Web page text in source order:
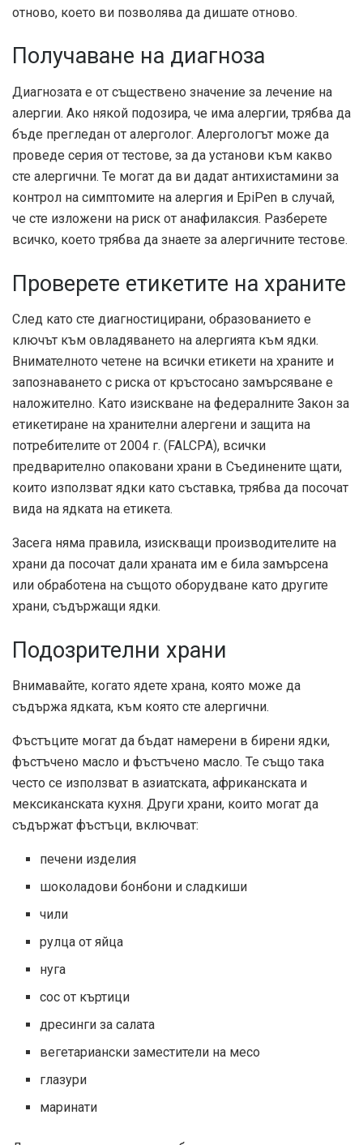
отново, което ви позволява да дишате отново.
Получаване на диагноза
Диагнозата е от съществено значение за лечение на
алергии. Ако някой подозира, че има алергии, трябва да
бъде прегледан от алерголог. Алергологът може да
проведе серия от тестове, за да установи към какво
сте алергични. Те могат да ви дадат антихистамини за
контрол на симптомите на алергия и EpiPen в случай,
че сте изложени на риск от анафилаксия. Разберете
всичко, което трябва да знаете за алергичните тестове.
Проверете етикетите на храните
След като сте диагностицирани, образованието е
ключът към овладяването на алергията към ядки.
Внимателното четене на всички етикети на храните и
запознаването с риска от кръстосано замърсяване е
наложително. Като изискване на федералните Закон за
етикетиране на хранителни алергени и защита на
потребителите от 2004 г. (FALCPA), всички
предварително опаковани храни в Съединените щати,
които използват ядки като съставка, трябва да посочат
вида на ядката на етикета.
Засега няма правила, изискващи производителите на
храни да посочат дали храната им е била замърсена
или обработена на същото оборудване като другите
храни, съдържащи ядки.
Подозрителни храни
Внимавайте, когато ядете храна, която може да
съдържа ядката, към която сте алергични.
Фъстъците могат да бъдат намерени в бирени ядки,
фъстъчено масло и фъстъчено масло. Те също така
често се използват в азиатската, африканската и
мексиканската кухня. Други храни, които могат да
съдържат фъстъци, включват:
печени изделия
шоколадови бонбони и сладкиши
чили
рулца от яйца
нуга
сос от къртици
дресинги за салата
вегетариански заместители на месо
глазури
маринати